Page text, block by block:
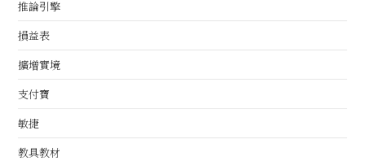
推論引擎
損益表
擴增實境
支付寶
敏捷
教具教材